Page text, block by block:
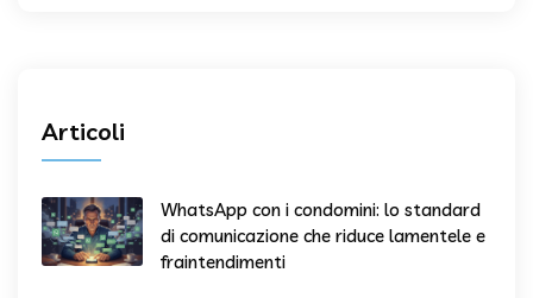
Articoli
WhatsApp con i condomini: lo standard
di comunicazione che riduce lamentele e
fraintendimenti